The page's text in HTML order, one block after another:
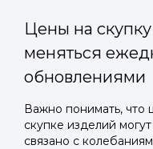
Цены на скупку
меняться
обновлениями
Важно понимать, что
скупке изделий
связано с